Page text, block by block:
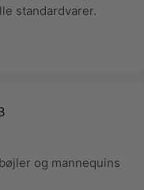
standardvarer.
og mannequins